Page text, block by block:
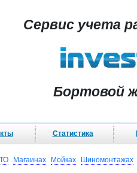
Сервис учета
Бортовой
Статистика
Магаинах Мойках Шиномонтажах